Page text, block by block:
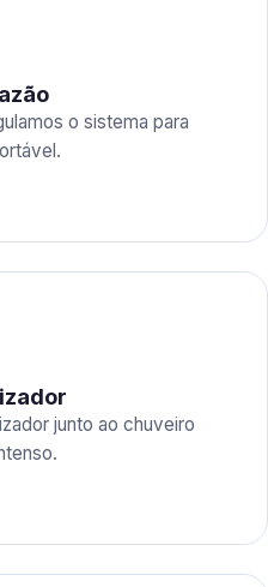
o sistema para
junto ao chuveiro